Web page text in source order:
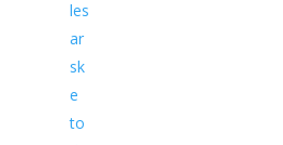
les
ar
sk
e
to